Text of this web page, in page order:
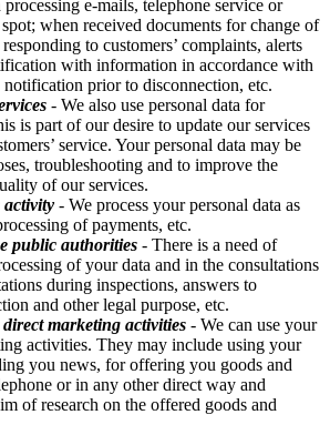
e-mails, telephone service or
when received documents for change of
to customers’ complaints, alerts
with information in accordance with
notification prior to disconnection, etc.
- We also use personal data for
is part of our desire to update our services
service. Your personal data may be
troubleshooting and to improve the
of our services.
- We process your personal data as
of payments, etc.
public authorities - There is a need of
of your data and in the consultations
during inspections, answers to
and other legal purpose, etc.
marketing activities - We can use your
activities. They may include using your
you news, for offering you goods and
or in any other direct way and
of research on the offered goods and